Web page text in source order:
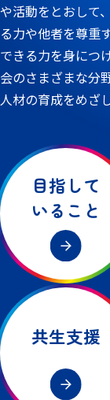
や活動をとおして
る力や他者を尊重
できる力を身につ
会のさまざまな分
人材の育成をめざ
目指して
いること
共生支援